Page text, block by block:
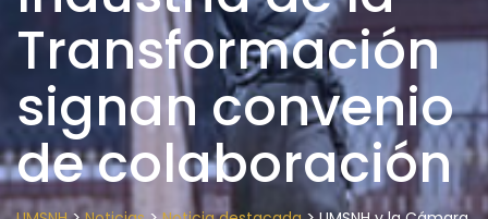
Transformación
signan convenio
de colaboración